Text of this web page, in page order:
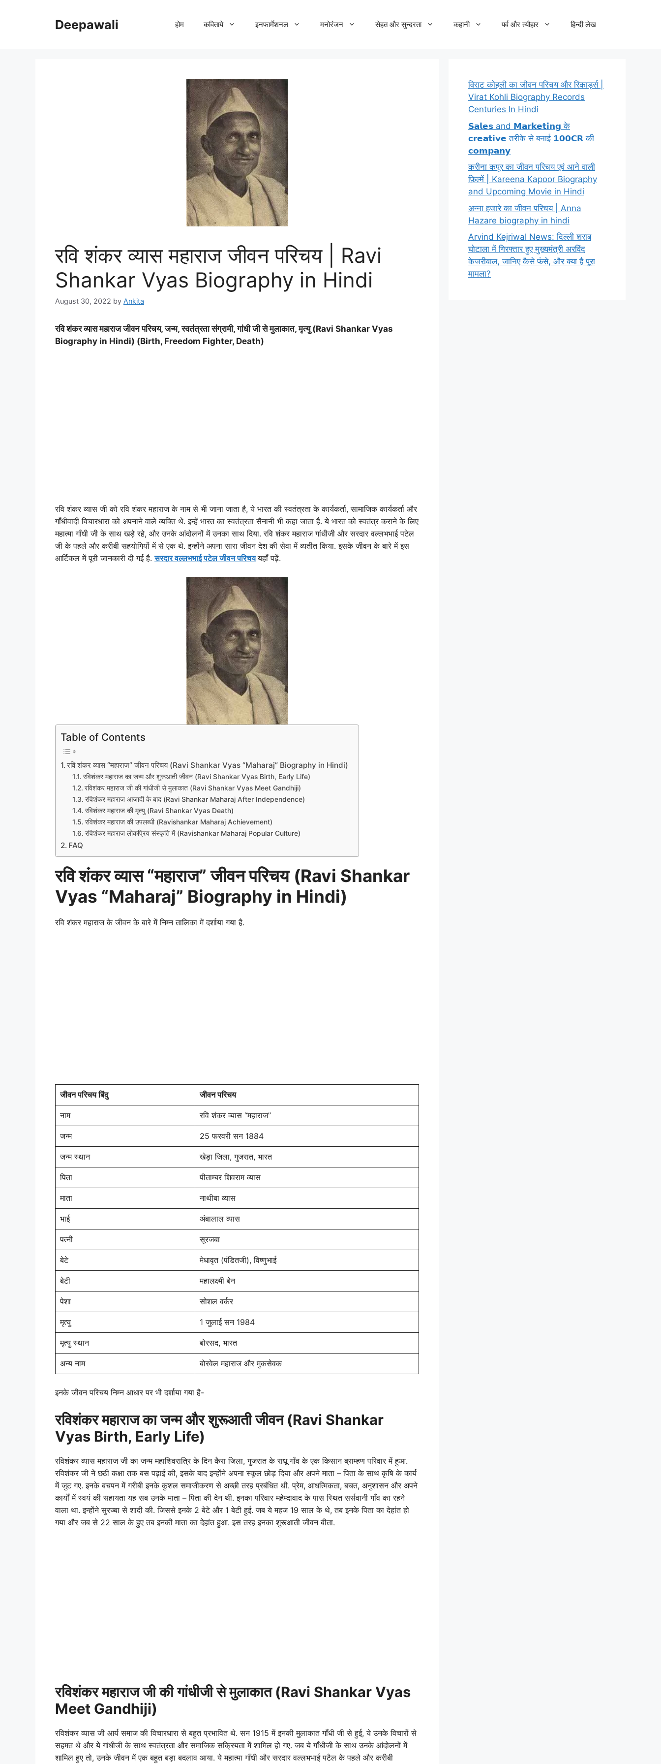
Deepawali होम कविताये इनफार्मेशनल मनोरंजन सेहत और सुन्दरता कहानी पर्व और त्यौहार हिन्दी लेख
रवि शंकर व्यास महाराज जीवन परिचय | Ravi
Shankar Vyas Biography in Hindi
August 30, 2022 by Ankita
रवि शंकर व्यास महाराज जीवन परिचय, जन्म, स्वतंत्रता संग्रामी, गांधी जी से मुलाकात, मृत्यु (Ravi Shankar Vyas
Biography in Hindi) (Birth, Freedom Fighter, Death)
रवि शंकर व्यास जी को रवि शंकर महाराज के नाम से भी जाना जाता है, ये भारत की स्वतंत्रता के कार्यकर्ता, सामाजिक कार्यकर्ता और
गाँधीवादी विचारधारा को अपनाने वाले व्यक्ति थे. इन्हें भारत का स्वतंत्रता सैनानी भी कहा जाता है. ये भारत को स्वतंत्र कराने के लिए
महात्मा गाँधी जी के साथ खड़े रहे, और उनके आंदोलनों में उनका साथ दिया. रवि शंकर महाराज गांधीजी और सरदार वल्लभभाई पटेल
जी के पहले और करीबी सहयोगियों में से एक थे. इन्होंने अपना सारा जीवन देश की सेवा में व्यतीत किया. इसके जीवन के बारे में इस
आर्टिकल में पूरी जानकारी दी गई है.सरदार वल्लभभाई पटेल जीवन परिचय यहाँ पढ़ें.
Table of Contents
रवि शंकर व्यास “महाराज” जीवन परिचय (Ravi Shankar Vyas “Maharaj” Biography in Hindi)
रविशंकर महाराज का जन्म और शुरूआती जीवन (Ravi Shankar Vyas Birth, Early Life)
रविशंकर महाराज जी की गांधीजी से मुलाकात (Ravi Shankar Vyas Meet Gandhiji)
रविशंकर महाराज आजादी के बाद (Ravi Shankar Maharaj After Independence)
रविशंकर महाराज की मृत्यु (Ravi Shankar Vyas Death)
रविशंकर महाराज की उपलब्धी (Ravishankar Maharaj Achievement)
रविशंकर महाराज लोकप्रिय संस्कृति में (Ravishankar Maharaj Popular Culture)
FAQ
रवि शंकर व्यास “महाराज” जीवन परिचय (Ravi Shankar
Vyas “Maharaj” Biography in Hindi)
रवि शंकर महाराज के जीवन के बारे में निम्न तालिका में दर्शाया गया है.
जीवन परिचय बिंदु जीवन परिचय
नाम रवि शंकर व्यास “महाराज”
जन्म 25 फरवरी सन 1884
जन्म स्थान खेड़ा जिला, गुजरात, भारत
पिता पीताम्बर शिवराम व्यास
माता नाथीबा व्यास
भाई अंबालाल व्यास
पत्नी सूरजबा
बेटे मेधावृत (पंडितजी), विष्णुभाई
बेटी महालक्ष्मी बेन
पेशा सोशल वर्कर
मृत्यु 1 जुलाई सन 1984
मृत्यु स्थान बोरसद, भारत
अन्य नाम बोरवेल महाराज और मुकसेवक
इनके जीवन परिचय निम्न आधार पर भी दर्शाया गया है-
रविशंकर महाराज का जन्म और शुरूआती जीवन (Ravi Shankar
Vyas Birth, Early Life)
रविशंकर व्यास महाराज जी का जन्म महाशिवरात्रि के दिन कैरा जिला, गुजरात के राधू गाँव के एक किसान ब्राम्हण परिवार में हुआ.
रविशंकर जी ने छठी कक्षा तक बस पढ़ाई की, इसके बाद इन्होंने अपना स्कूल छोड़ दिया और अपने माता – पिता के साथ कृषि के कार्य
में जुट गए. इनके बचपन में गरीबी इनके कुशल समाजीकरण से अच्छी तरह प्रबंधित थी. प्रेम, आधत्मिकता, बचत, अनुशासन और अपने
कार्यों में स्वयं की सहायता यह सब उनके माता – पिता की देन थी. इनका परिवार महेम्दावाद के पास स्थित सर्सवानी गाँव का रहने
वाला था. इन्होंने सुरज्बा से शादी की. जिससे इनके 2 बेटे और 1 बेटी हुई. जब ये महज 19 साल के थे, तब इनके पिता का देहांत हो
गया और जब से 22 साल के हुए तब इनकी माता का देहांत हुआ. इस तरह इनका शुरूआती जीवन बीता.
रविशंकर महाराज जी की गांधीजी से मुलाकात (Ravi Shankar Vyas
Meet Gandhiji)
रविशंकर व्यास जी आर्य समाज की विचारधारा से बहुत प्रभावित थे. सन 1915 में इनकी मुलाकात गाँधी जी से हुई, ये उनके विचारों से
सहमत थे और ये गांधीजी के साथ स्वतंत्रता और समाजिक सक्रियता में शामिल हो गए. जब ये गाँधीजी के साथ उनके आंदोलनों में
शामिल हुए तो, उनके जीवन में एक बहुत बड़ा बदलाव आया. ये महात्मा गाँधी और सरदार वल्लभभाई पटैल के पहले और करीबी
विराट कोहली का जीवन परिचय और रिकार्ड्स |
Virat Kohli Biography Records
Centuries In Hindi
𝗦𝗮𝗹𝗲𝘀 and 𝗠𝗮𝗿𝗸𝗲𝘁𝗶𝗻𝗴 के
𝗰𝗿𝗲𝗮𝘁𝗶𝘃𝗲 तरीके से बनाई 𝟭𝟬𝟬𝗖𝗥 की
𝗰𝗼𝗺𝗽𝗮𝗻𝘆
करीना कपूर का जीवन परिचय एवं आने वाली
फ़िल्में | Kareena Kapoor Biography
and Upcoming Movie in Hindi
अन्ना हजारे का जीवन परिचय | Anna
Hazare biography in hindi
Arvind Kejriwal News: दिल्ली शराब
घोटाला में गिरफ्तार हुए मुख्यमंत्री अरविंद
केजरीवाल, जानिए कैसे फंसे, और क्या है पूरा
मामला?